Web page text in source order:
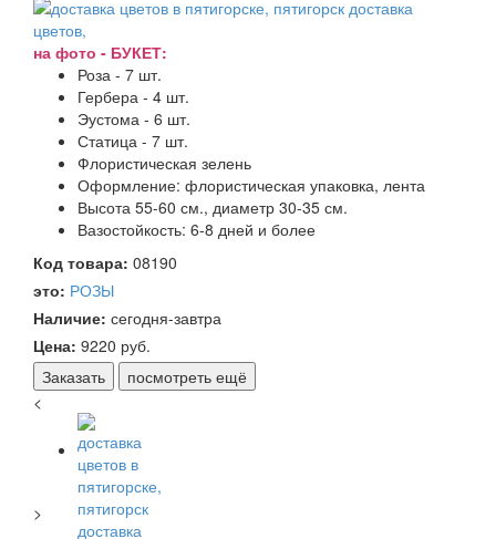
на фото - БУКЕТ:
Роза - 7 шт.
Гербера - 4 шт.
Эустома - 6 шт.
Статица - 7 шт.
Флористическая зелень
Оформление: флористическая упаковка, лента
Высота 55-60 см., диаметр 30-35 см.
Вазостойкость: 6-8 дней и более
Код товара: 08190
это: РОЗЫ
Наличие: сегодня-завтра
Цена: 9220 руб.
Заказать
посмотреть ещё
<
>